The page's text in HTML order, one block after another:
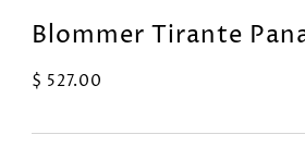
Blommer Tirante
$ 527.00